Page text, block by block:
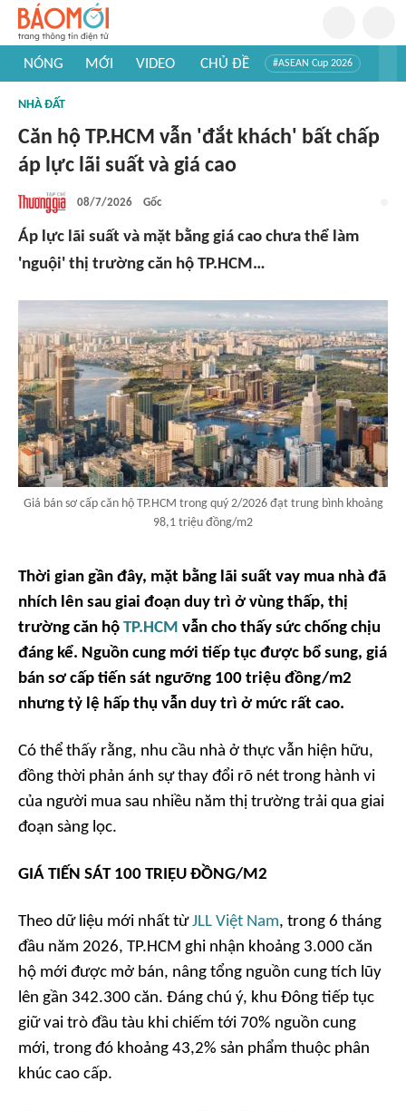
NÓNG MỚI VIDEO CHỦ ĐỀ #ASEAN Cup 2026
#Khám phá thế giới
NHÀ ĐẤT
Căn hộ TP.HCM vẫn 'đắt khách' bất chấp
áp lực lãi suất và giá cao
08/7/2026 Gốc
Áp lực lãi suất và mặt bằng giá cao chưa thể làm
'nguội' thị trường căn hộ TP.HCM…
Giá bán sơ cấp căn hộ TP.HCM trong quý 2/2026 đạt trung bình khoảng
98,1 triệu đồng/m2
Thời gian gần đây, mặt bằng lãi suất vay mua nhà đã
nhích lên sau giai đoạn duy trì ở vùng thấp, thị
trường căn hộ TP.HCM vẫn cho thấy sức chống chịu
đáng kể. Nguồn cung mới tiếp tục được bổ sung, giá
bán sơ cấp tiến sát ngưỡng 100 triệu đồng/m2
nhưng tỷ lệ hấp thụ vẫn duy trì ở mức rất cao.
Có thể thấy rằng, nhu cầu nhà ở thực vẫn hiện hữu,
đồng thời phản ánh sự thay đổi rõ nét trong hành vi
của người mua sau nhiều năm thị trường trải qua giai
đoạn sàng lọc.
GIÁ TIẾN SÁT 100 TRIỆU ĐỒNG/M2
Theo dữ liệu mới nhất từJLL Việt Nam, trong 6 tháng
đầu năm 2026, TP.HCM ghi nhận khoảng 3.000 căn
hộ mới được mở bán, nâng tổng nguồn cung tích lũy
lên gần 342.300 căn. Đáng chú ý, khu Đông tiếp tục
giữ vai trò đầu tàu khi chiếm tới 70% nguồn cung
mới, trong đó khoảng 43,2% sản phẩm thuộc phân
khúc cao cấp.